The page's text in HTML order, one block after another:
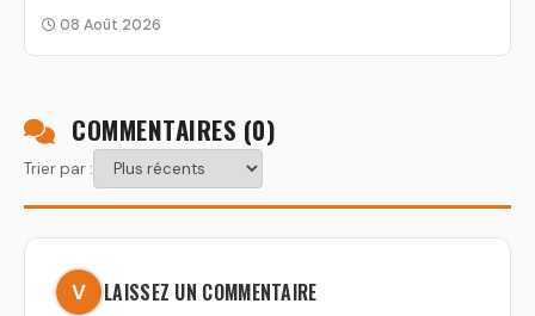
08 Août 2026
COMMENTAIRES (0)
Trier par :
LAISSEZ UN COMMENTAIRE